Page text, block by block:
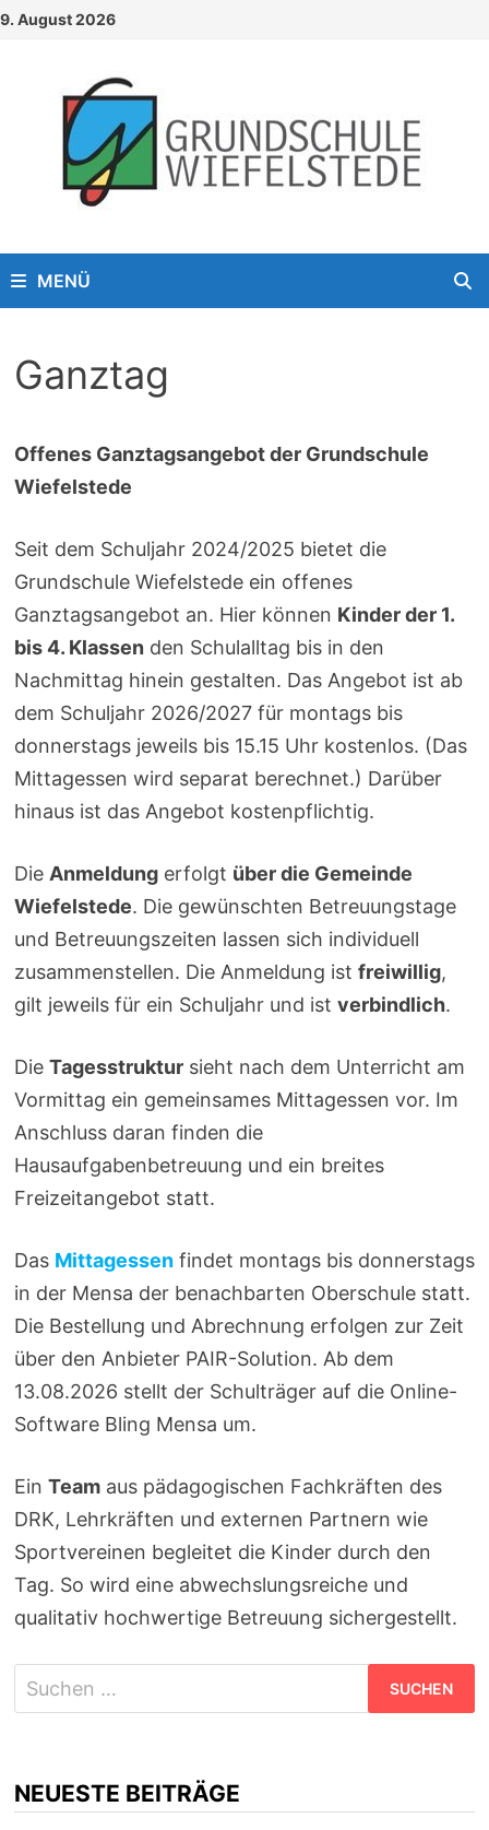
Zum
9. August 2026
MENÜ
Ganztag
Offenes Ganztagsangebot der Grundschule
Wiefelstede
Seit dem Schuljahr 2024/2025 bietet die
Grundschule Wiefelstede ein offenes
Ganztagsangebot an. Hier können Kinder der 1.
bis 4. Klassen den Schulalltag bis in den
Nachmittag hinein gestalten. Das Angebot ist ab
dem Schuljahr 2026/2027 für montags bis
donnerstags jeweils bis 15.15 Uhr kostenlos. (Das
Mittagessen wird separat berechnet.) Darüber
hinaus ist das Angebot kostenpflichtig.
Die Anmeldungerfolgt über die Gemeinde
Wiefelstede. Die gewünschten Betreuungstage
und Betreuungszeiten lassen sich individuell
zusammenstellen. Die Anmeldung ist freiwillig,
gilt jeweils für ein Schuljahr und ist verbindlich.
Die Tagesstruktursieht nach dem Unterricht am
Vormittag ein gemeinsames Mittagessen vor. Im
Anschluss daran finden die
Hausaufgabenbetreuung und ein breites
Freizeitangebot statt.
Das Mittagessenfindet montags bis donnerstags
in der Mensa der benachbarten Oberschule statt.
Die Bestellung und Abrechnung erfolgen zur Zeit
über den Anbieter PAIR-Solution. Ab dem
13.08.2026 stellt der Schulträger auf die Online-
Software Bling Mensa um.
Ein Teamaus pädagogischen Fachkräften des
DRK, Lehrkräften und externen Partnern wie
Sportvereinen begleitet die Kinder durch den
Tag. So wird eine abwechslungsreiche und
qualitativ hochwertige Betreuung sichergestellt.
Suchen
nach:
NEUESTE BEITRÄGE